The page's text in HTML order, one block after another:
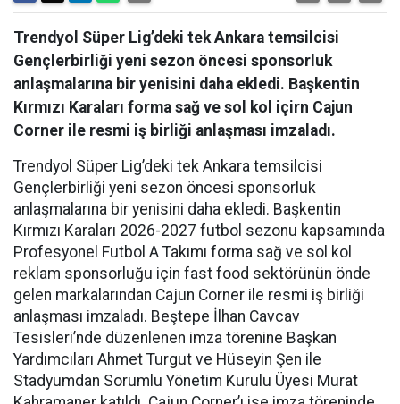
Trendyol Süper Lig’deki tek Ankara temsilcisi
Gençlerbirliği yeni sezon öncesi sponsorluk
anlaşmalarına bir yenisini daha ekledi. Başkentin
Kırmızı Karaları forma sağ ve sol kol içirn Cajun
Corner ile resmi iş birliği anlaşması imzaladı.
Trendyol Süper Lig’deki tek Ankara temsilcisi
Gençlerbirliği yeni sezon öncesi sponsorluk
anlaşmalarına bir yenisini daha ekledi. Başkentin
Kırmızı Karaları 2026-2027 futbol sezonu kapsamında
Profesyonel Futbol A Takımı forma sağ ve sol kol
reklam sponsorluğu için fast food sektörünün önde
gelen markalarından Cajun Corner ile resmi iş birliği
anlaşması imzaladı. Beştepe İlhan Cavcav
Tesisleri’nde düzenlenen imza törenine Başkan
Yardımcıları Ahmet Turgut ve Hüseyin Şen ile
Stadyumdan Sorumlu Yönetim Kurulu Üyesi Murat